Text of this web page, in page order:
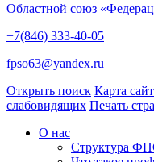
Областной союз
+7(846) 333-40-05
fpso63@yandex.ru
Открыть поиск Карта
слабовидящих Печать
О нас
Структура